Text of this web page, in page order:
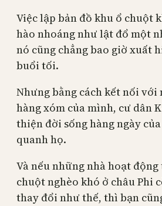
Việc lập bản đồ khu ổ chuột
hào nhoáng như lật đổ một
nó cũng chẳng bao giờ xuất
buổi tối.
Nhưng bằng cách kết nối
hàng xóm của mình, cư dân
thiện đời sống hàng ngày
quanh họ.
Và nếu những nhà hoạt
chuột nghèo khó ở châu Phi
thay đổi như thế, thì bạn